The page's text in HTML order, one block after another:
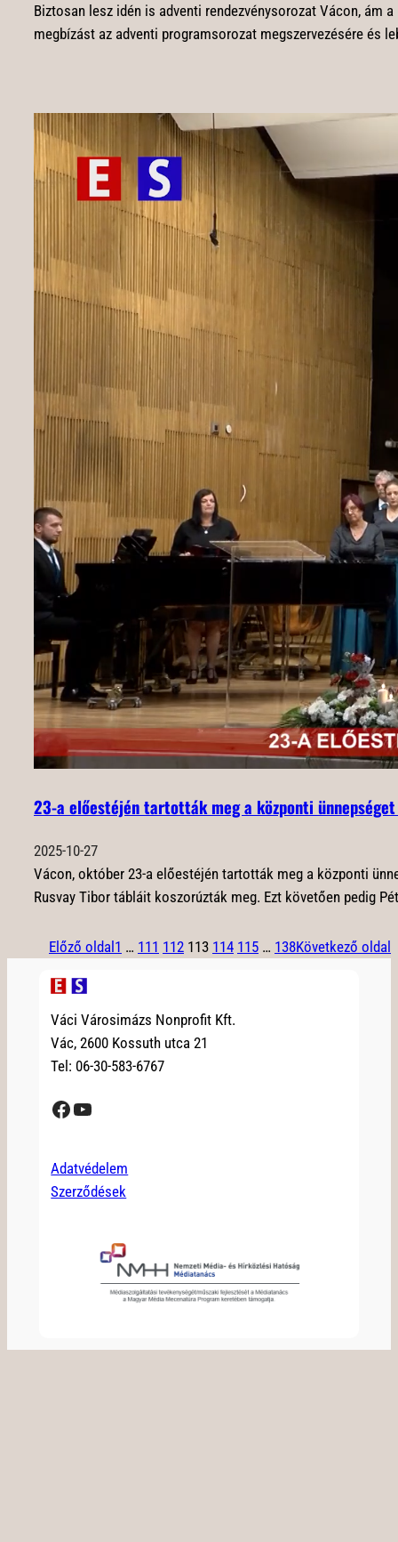
Biztosan lesz idén is adventi rendezvénysorozat Vácon,
megbízást az adventi programsorozat megszervezésére és
23-a előestéjén tartották meg a központi ünnepséget
2025-10-27
Vácon, október 23-a előestéjén tartották meg a központi
Rusvay Tibor tábláit koszorúzták meg. Ezt követően pedig
Előző oldal1 … 111 112 113 114 115 … 138Következő oldal
Váci Városimázs Nonprofit Kft.
Vác, 2600 Kossuth utca 21
Tel: 06-30-583-6767
Facebook YouTube
Adatvédelem
Szerződések